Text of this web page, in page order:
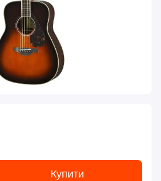
Купити